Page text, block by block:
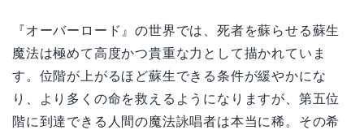
『オーバーロード』の世界では、死者を蘇らせる蘇生
魔法は極めて高度かつ貴重な力として描かれていま
す。位階が上がるほど蘇生できる条件が緩やかにな
り、より多くの命を救えるようになりますが、第五位
階に到達できる人間の魔法詠唱者は本当に稀。その希